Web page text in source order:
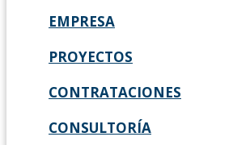
EMPRESA
PROYECTOS
CONTRATACIONES
CONSULTORÍA